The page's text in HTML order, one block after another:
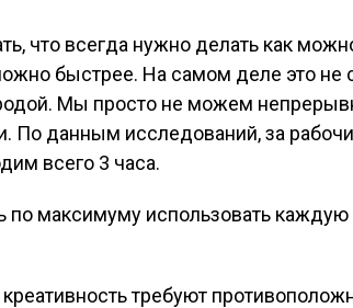
что всегда нужно делать как
быстрее. На самом деле это не
Мы просто не можем
По данным исследований, за
всего 3 часа.
по максимуму использовать
требуют